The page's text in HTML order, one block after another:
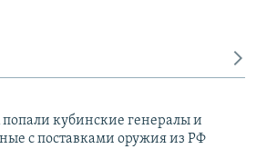
кубинские генералы и
с поставками оружия из РФ